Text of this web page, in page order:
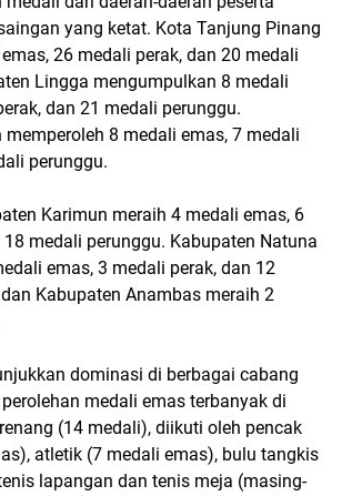
yang ketat. Kota Tanjung Pinang
26 medali perak, dan 20 medali
Lingga mengumpulkan 8 medali
dan 21 medali perunggu.
8 medali emas, 7 medali
perunggu.
Karimun meraih 4 medali emas, 6
medali perunggu. Kabupaten Natuna
emas, 3 medali perak, dan 12
Kabupaten Anambas meraih 2
dominasi di berbagai cabang
medali emas terbanyak di
(14 medali), diikuti oleh pencak
atletik (7 medali emas), bulu tangkis
lapangan dan tenis meja (masing-